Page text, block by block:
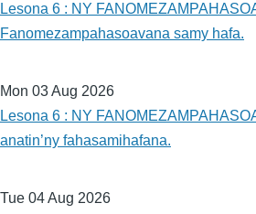
Lesona 6 : NY
Fanomezampahasoavana samy hafa.
Mon 03 Aug 2026
Lesona 6 : NY
anatin’ny fahasamihafana.
Tue 04 Aug 2026